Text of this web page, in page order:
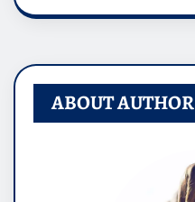
ABOUT AUTHOR